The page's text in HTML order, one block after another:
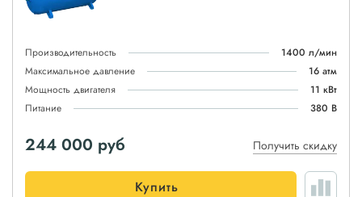
Производительность
1400 л/мин
Максимальное давление
16 атм
Мощность двигателя
11 кВт
Питание
380 В
244 000 руб Получить скидку
Купить